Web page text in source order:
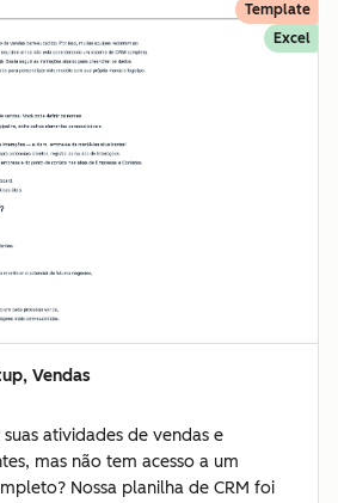
Template
Excel
Vendas
atividades de vendas e
mas não tem acesso a um
Nossa planilha de CRM foi